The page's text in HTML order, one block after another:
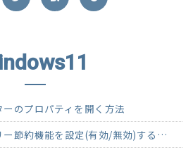
ーのプロパティを開く方法
【Windows11】 バッテリー節約機能を設定(有効/無効)する方法